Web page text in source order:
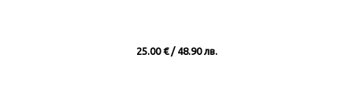
25.00 € / 48.90 лв.